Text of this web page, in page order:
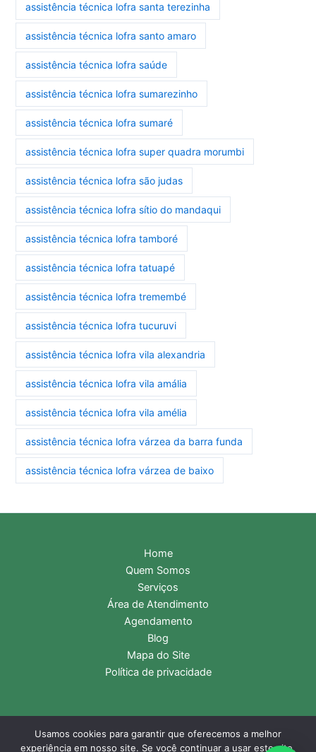
assistência técnica lofra santa terezinha
assistência técnica lofra santo amaro
assistência técnica lofra saúde
assistência técnica lofra sumarezinho
assistência técnica lofra sumaré
assistência técnica lofra super quadra morumbi
assistência técnica lofra são judas
assistência técnica lofra sítio do mandaqui
assistência técnica lofra tamboré
assistência técnica lofra tatuapé
assistência técnica lofra tremembé
assistência técnica lofra tucuruvi
assistência técnica lofra vila alexandria
assistência técnica lofra vila amália
assistência técnica lofra vila amélia
assistência técnica lofra várzea da barra funda
assistência técnica lofra várzea de baixo
Home
Quem Somos
Serviços
Área de Atendimento
Agendamento
Blog
Mapa do Site
Política de privacidade
Copyright © 2026 Assistência Técnica Lofra | Central de
Usamos cookies para garantir que oferecemos a melhor
experiência em nosso site. Se você continuar a usar este site,